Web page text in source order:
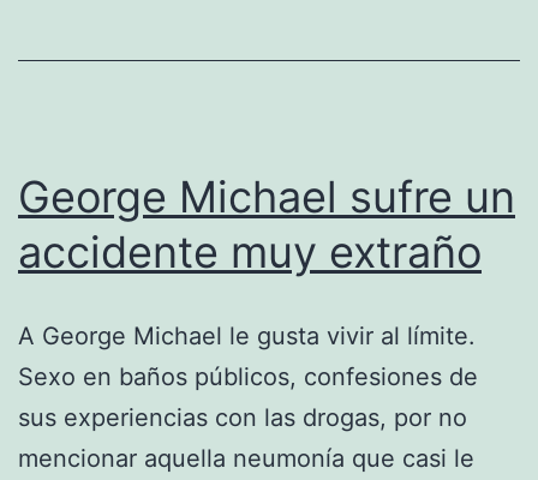
George Michael sufre un
accidente muy extraño
A George Michael le gusta vivir al límite.
Sexo en baños públicos, confesiones de
sus experiencias con las drogas, por no
mencionar aquella neumonía que casi le